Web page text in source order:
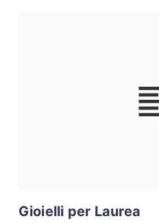
Gioielli per Laurea